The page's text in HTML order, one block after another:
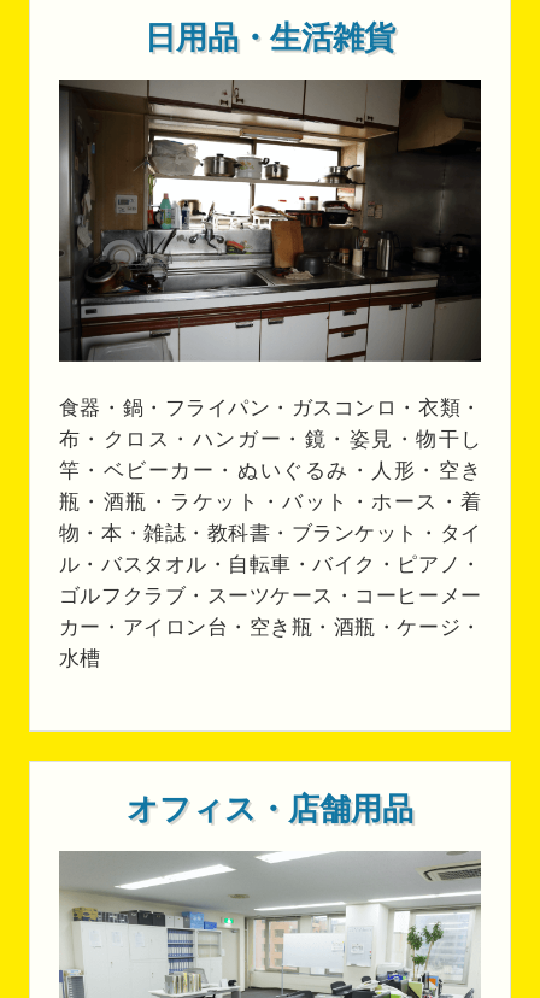
日用品・生活雑貨
食器・鍋・フライパン・ガスコンロ・衣類・
布・クロス・ハンガー・鏡・姿見・物干し
竿・ベビーカー・ぬいぐるみ・人形・空き
瓶・酒瓶・ラケット・バット・ホース・着
物・本・雑誌・教科書・ブランケット・タイ
ル・バスタオル・自転車・バイク・ピアノ・
ゴルフクラブ・スーツケース・コーヒーメー
カー・アイロン台・空き瓶・酒瓶・ケージ・
水槽
オフィス・店舗用品